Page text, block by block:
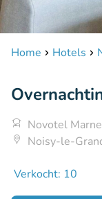
Home Hotels
Novotel
Noisy-le-
Verkocht: 10